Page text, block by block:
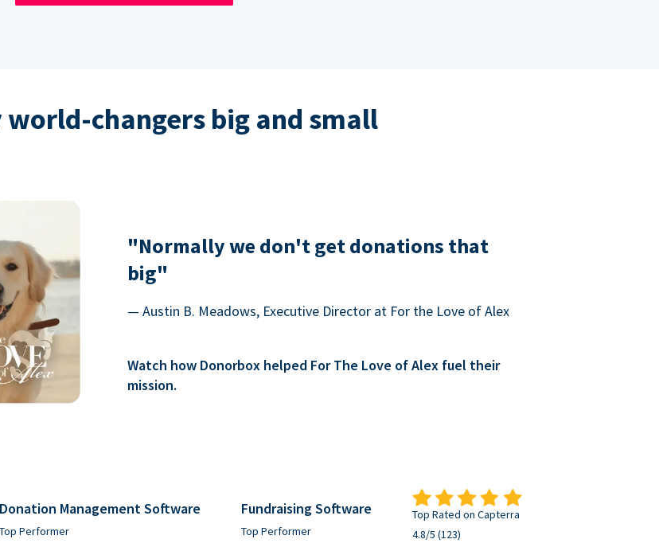
world-changers big and small
"Normally we don't get donations that
big"
— Austin B. Meadows, Executive Director at For the Love of Alex
Watch how Donorbox helped For The Love of Alex fuel their
mission.
Donation Management Software
Top Performer
Fundraising Software
Top Performer
Top Rated on Capterra
4.8/5 (123)